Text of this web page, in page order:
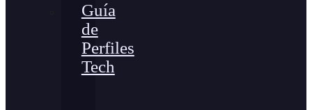
Guía
de
Perfiles
Tech